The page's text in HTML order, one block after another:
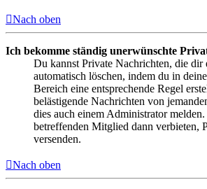
Nach oben
Ich bekomme ständig unerwünschte
Du kannst Private Nachrichten, die dir
automatisch löschen, indem du in
Bereich eine entsprechende Regel
belästigende Nachrichten von
dies auch einem Administrator
betreffenden Mitglied dann verbieten,
versenden.
Nach oben